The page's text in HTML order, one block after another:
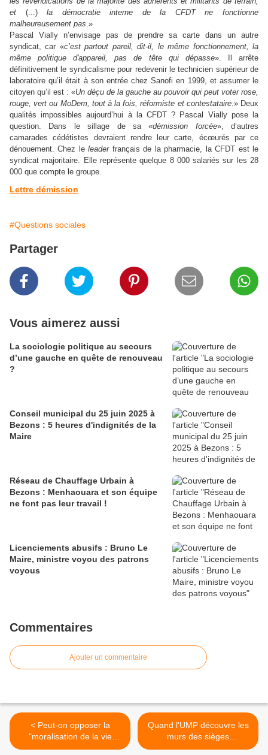
et (...)la démocratie interne de la CFDT ne fonctionne
malheureusement pas.»
Pascal Vially n’envisage pas de prendre sa carte dans un autre
syndicat, car «c’est partout pareil, dit-il, le même fonctionnement, la
même politique d'appareil, pas de tête qui dépasse». Il arrête
définitivement le syndicalisme pour redevenir le technicien supérieur de
laboratoire qu’il était à son entrée chez Sanofi en 1999, et assumer le
citoyen qu’il est : «Un déçu de la gauche au pouvoir qui peut voter rose,
rouge, vert ou MoDem, tout à la fois, réformiste et contestataire.» Deux
qualités impossibles aujourd’hui à la CFDT ? Pascal Vially pose la
question. Dans le sillage de sa «démission forcée», d’autres
camarades cédétistes devraient rendre leur carte, écœurés par ce
dénouement. Chez leleaderfrançais de la pharmacie, la CFDT est le
syndicat majoritaire. Elle représente quelque 8 000 salariés sur les 28
000 que compte le groupe.
Lettre démission
#Questions sociales
Partager
Vous aimerez aussi
La sociologie politique au secours
d’une gauche en quête de renouveau
?
Conseil municipal du 25 juin 2025 à
Bezons : 5 heures d'indignités de la
Maire
Réseau de Chauffage Urbain à
Bezons : Menhaouara et son équipe
ne font pas leur travail !
Licenciements abusifs : Bruno Le
Maire, ministre voyou des patrons
voyous
Commentaires
Ajouter un commentaire
< Peut-on opposer la
"moralisation de la vie
politique" et le "tournant de
Quand l'UMP découvre les
murs des sièges
syndicaux... >